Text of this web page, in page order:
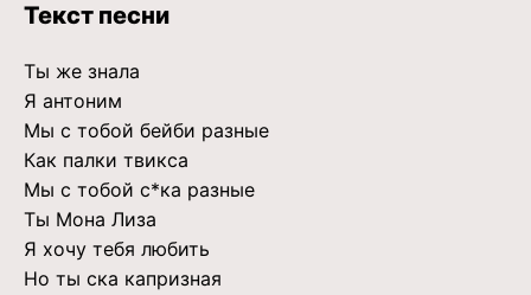
Текст песни
Ты же знала
Я антоним
Мы с тобой бейби разные
Как палки твикса
Мы с тобой с*ка разные
Ты Мона Лиза
Я хочу тебя любить
Но ты ска капризная